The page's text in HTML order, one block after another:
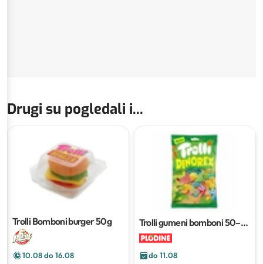
Drugi su pogledali i...
Trolli Bomboni burger50g
10.08 do 16.08
Trolli gumeni bomboni50–
170 g
do 11.08